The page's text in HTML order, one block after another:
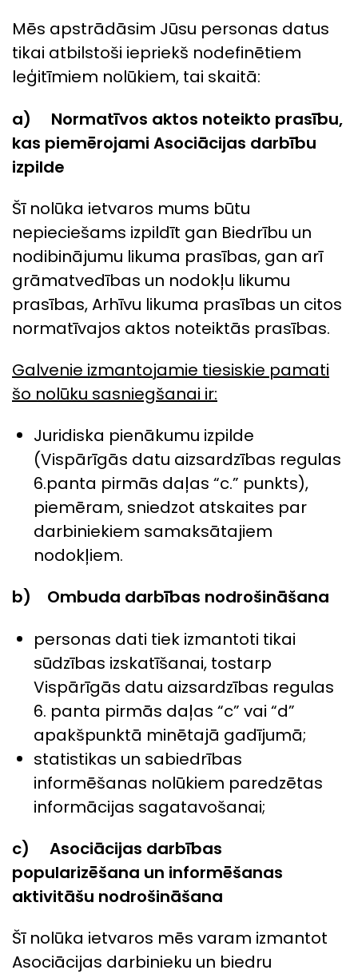
Mēs apstrādāsim Jūsu personas datus
tikai atbilstoši iepriekš nodefinētiem
leģitīmiem nolūkiem, tai skaitā:
a)
Normatīvos aktos noteikto prasību,
kas piemērojami Asociācijas darbību
izpilde
Šī nolūka ietvaros mums būtu
nepieciešams izpildīt gan Biedrību un
nodibinājumu likuma prasības, gan arī
grāmatvedības un nodokļu likumu
prasības, Arhīvu likuma prasības un citos
normatīvajos aktos noteiktās prasības.
Galvenie izmantojamie tiesiskie pamati
šo nolūku sasniegšanai ir:
Juridiska pienākumu izpilde
(Vispārīgās datu aizsardzības regulas
6.panta pirmās daļas “c.” punkts),
piemēram, sniedzot atskaites par
darbiniekiem samaksātajiem
nodokļiem.
b) Ombuda darbības nodrošināšana
personas dati tiek izmantoti tikai
sūdzības izskatīšanai, tostarp
Vispārīgās datu aizsardzības regulas
6. panta pirmās daļas “c” vai “d”
apakšpunktā minētajā gadījumā;
statistikas un sabiedrības
informēšanas nolūkiem paredzētas
informācijas sagatavošanai;
c) Asociācijas darbības
popularizēšana un informēšanas
aktivitāšu nodrošināšana
Šī nolūka ietvaros mēs varam izmantot
Asociācijas darbinieku un biedru